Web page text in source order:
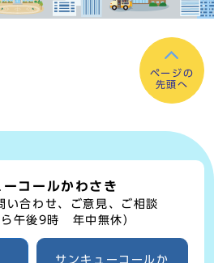
ページの
先頭へ
ーコールかわさき
い合わせ、ご意見、ご相談
ら午後9時 年中無休）
サンキューコールか